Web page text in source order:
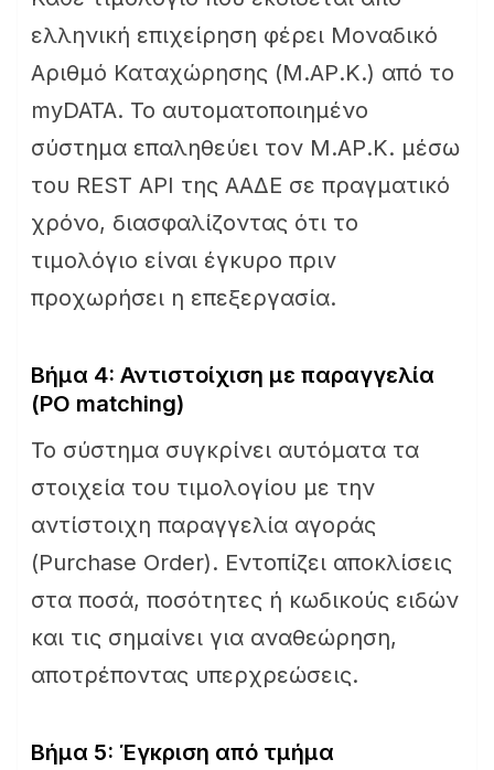
ελληνική επιχείρηση φέρει Μοναδικό
Αριθμό Καταχώρησης (Μ.ΑΡ.Κ.) από το
myDATA. Το αυτοματοποιημένο
σύστημα επαληθεύει τον Μ.ΑΡ.Κ. μέσω
του REST API της ΑΑΔΕ σε πραγματικό
χρόνο, διασφαλίζοντας ότι το
τιμολόγιο είναι έγκυρο πριν
προχωρήσει η επεξεργασία.
Βήμα 4: Αντιστοίχιση με παραγγελία
(PO matching)
Το σύστημα συγκρίνει αυτόματα τα
στοιχεία του τιμολογίου με την
αντίστοιχη παραγγελία αγοράς
(Purchase Order). Εντοπίζει αποκλίσεις
στα ποσά, ποσότητες ή κωδικούς ειδών
και τις σημαίνει για αναθεώρηση,
αποτρέποντας υπερχρεώσεις.
Βήμα 5: Έγκριση από τμήμα